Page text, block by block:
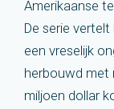
Amerikaanse
De serie
een vreselijk
herbouwd met
miljoen dollar